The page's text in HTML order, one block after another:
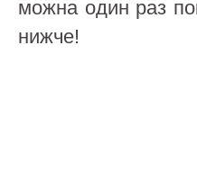
можна один раз
нижче!